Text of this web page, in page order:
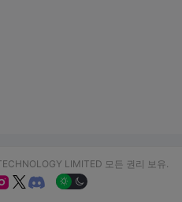
LIMITED 모든 권리 보유.
 